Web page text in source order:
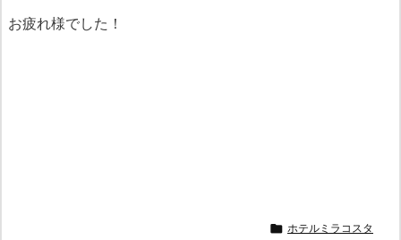
お疲れ様でした！
 ホテルミラコスタ